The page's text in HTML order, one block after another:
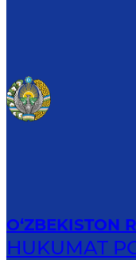
O‘ZBEKISTON
HUKUMAT